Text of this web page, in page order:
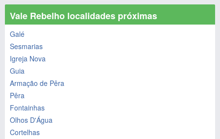
Vale Rebelho localidades próximas
Galé
Sesmarias
Igreja Nova
Guia
Armação de Pêra
Pêra
Fontainhas
Olhos D'Água
Cortelhas